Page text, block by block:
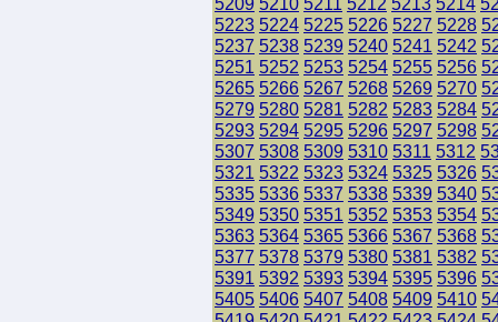
5223 5224 5225 5226 5227 5228
5237 5238 5239 5240 5241 5242
5251 5252 5253 5254 5255 5256
5265 5266 5267 5268 5269 5270
5279 5280 5281 5282 5283 5284
5293 5294 5295 5296 5297 5298
5307 5308 5309 5310 5311 5312
5321 5322 5323 5324 5325 5326
5335 5336 5337 5338 5339 5340
5349 5350 5351 5352 5353 5354
5363 5364 5365 5366 5367 5368
5377 5378 5379 5380 5381 5382
5391 5392 5393 5394 5395 5396
5405 5406 5407 5408 5409 5410